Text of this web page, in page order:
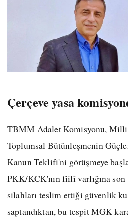
Çerçeve yasa
TBMM Adalet Komisyonu, Milli
Toplumsal Bütünleşmenin
Kanun Teklifi'ni görüşmeye
PKK/KCK'nın fiilî varlığına
silahları teslim ettiği güvenlik
saptandıktan, bu tespit MGK